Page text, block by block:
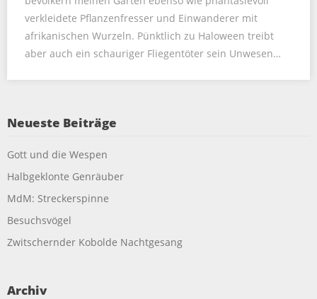
verkleidete Pflanzenfresser und Einwanderer mit
afrikanischen Wurzeln. Pünktlich zu Haloween treibt
aber auch ein schauriger Fliegentöter sein Unwesen…
Neueste Beiträge
Gott und die Wespen
Halbgeklonte Genräuber
MdM: Streckerspinne
Besuchsvögel
Zwitschernder Kobolde Nachtgesang
Archiv